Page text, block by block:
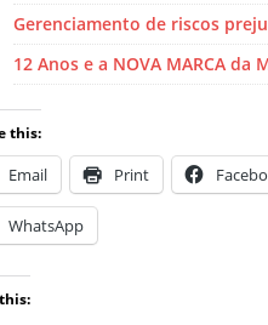
Gerenciamento de riscos
12 Anos e a NOVA MARCA da
this:
Email Print
WhatsApp